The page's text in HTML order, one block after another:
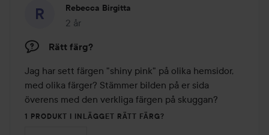
Rebecca Birgitta
2 år
Inlägget skapades 2 år
Rätt färg?
Jag har sett färgen "shiny pink" på olika hemsidor,
med olika färger? Stämmer bilden på er sida
överens med den verkliga färgen på skuggan?
1 PRODUKT I INLÄGGET RÄTT FÄRG?